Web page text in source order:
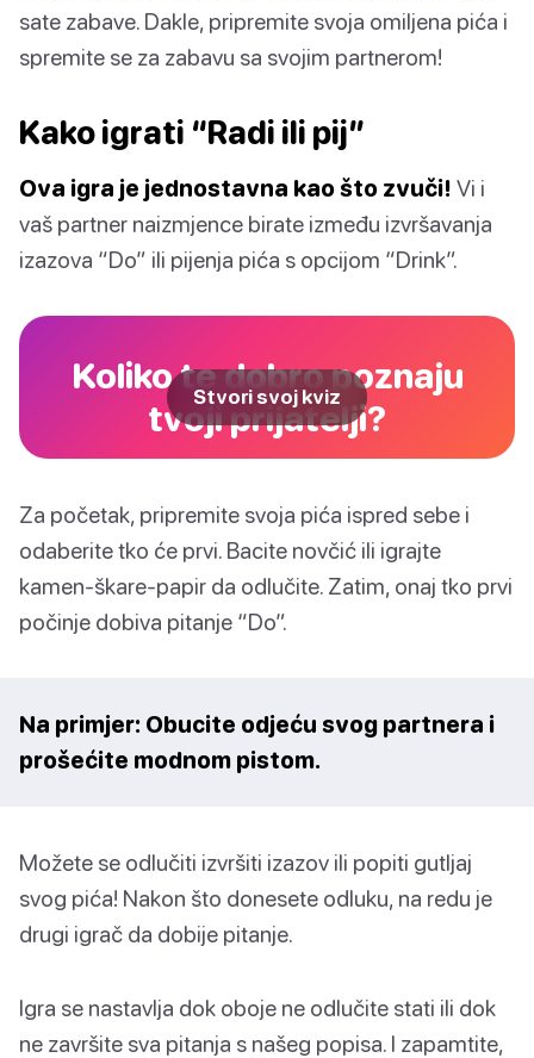
sate zabave. Dakle, pripremite svoja omiljena pića i
spremite se za zabavu sa svojim partnerom!
Kako igrati “Radi ili pij”
Ova igra je jednostavna kao što zvuči! Vi i
vaš partner naizmjence birate između izvršavanja
izazova “Do” ili pijenja pića s opcijom “Drink”.
Koliko te dobro poznaju
tvoji prijatelji?
Stvori svoj kviz
Za početak, pripremite svoja pića ispred sebe i
odaberite tko će prvi. Bacite novčić ili igrajte
kamen-škare-papir da odlučite. Zatim, onaj tko prvi
počinje dobiva pitanje “Do”.
Na primjer: Obucite odjeću svog partnera i
prošećite modnom pistom.
Možete se odlučiti izvršiti izazov ili popiti gutljaj
svog pića! Nakon što donesete odluku, na redu je
drugi igrač da dobije pitanje.
Igra se nastavlja dok oboje ne odlučite stati ili dok
ne završite sva pitanja s našeg popisa. I zapamtite,